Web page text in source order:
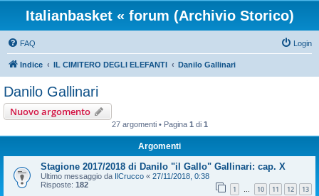
Italianbasket « forum (Archivio Storico)
FAQ Login
Indice IL CIMITERO DEGLI ELEFANTI Danilo Gallinari
Danilo Gallinari
Nuovo argomento
27 argomenti • Pagina 1 di 1
Argomenti
Stagione 2017/2018 di Danilo "il Gallo" Gallinari: cap. X
Ultimo messaggio da IlCrucco « 27/11/2018, 0:38
Risposte: 182 1 … 10 11 12 13